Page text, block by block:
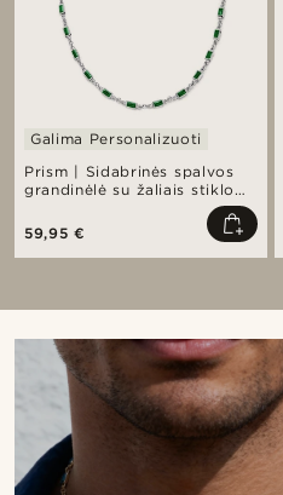
Prism | Sidabrinės spalvos
grandinėlė su žaliais stiklo
Galima Personalizuoti
59,95 €